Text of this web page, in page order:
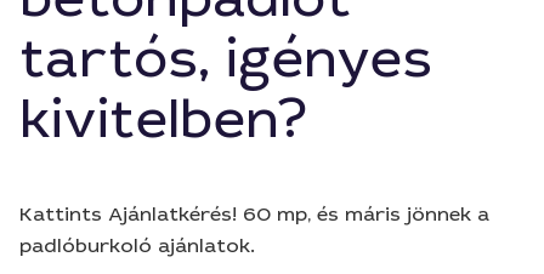
tartós, igényes
kivitelben?
Kattints Ajánlatkérés! 60 mp, és máris jönnek a
padlóburkoló ajánlatok.